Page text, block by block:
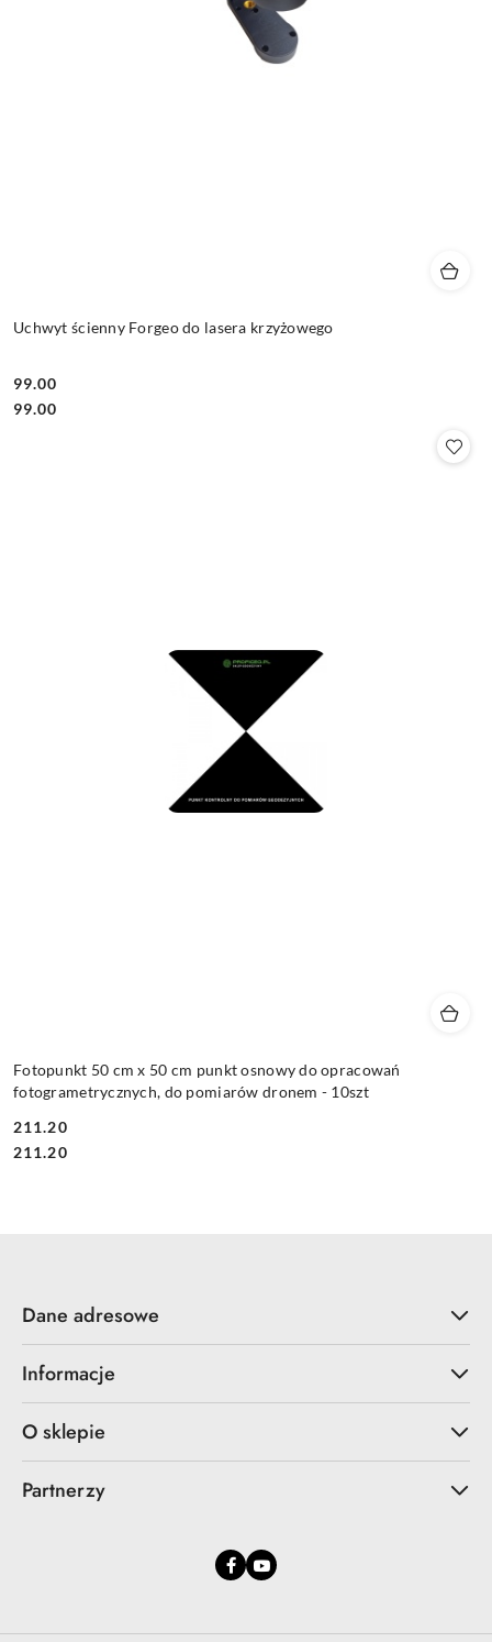
Uchwyt ścienny Forgeo do lasera krzyżowego
Cena:
99.00
Cena:
99.00
Fotopunkt 50 cm x 50 cm punkt osnowy do opracowań
fotogrametrycznych, do pomiarów dronem - 10szt
Cena:
211.20
Cena:
211.20
Dane adresowe
Informacje
O sklepie
Partnerzy